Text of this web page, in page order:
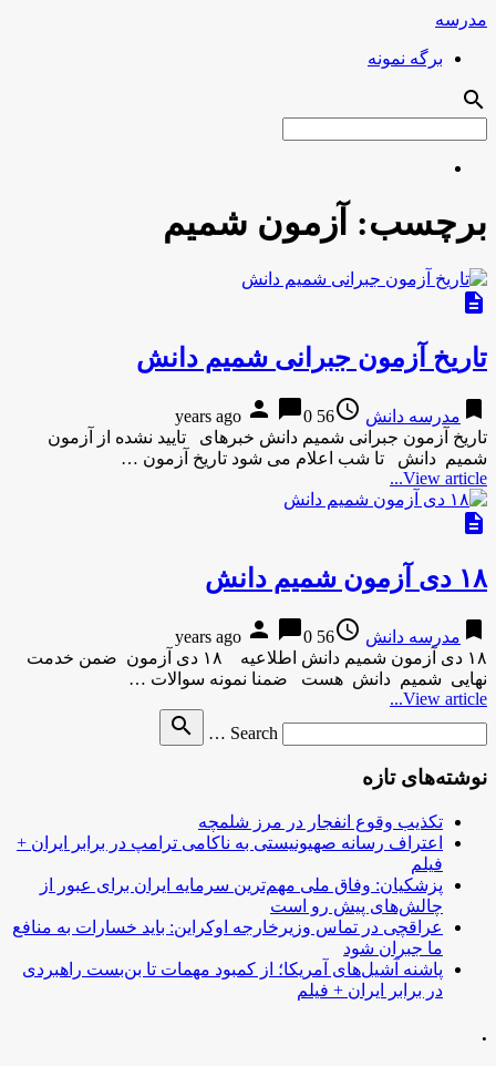
مدرسه
برگه نمونه
search
برچسب: آزمون شمیم
description
تاریخ آزمون جبرانی شمیم دانش
bookmark مدرسه دانش access_time
56 years ago
person chat_bubble0
تاریخ آزمون جبرانی شمیم دانش خبرهای تایید نشده از آزمون
شمیم دانش تا شب اعلام می شود تاریخ آزمون …
View article...
description
۱۸ دی آزمون شمیم دانش
bookmark مدرسه دانش access_time
56 years ago
person chat_bubble0
۱۸ دی آزمون شمیم دانش اطلاعیه ۱۸ دی آزمون ضمن خدمت
نهایی شمیم دانش هست ضمنا نمونه سوالات …
View article...
Search …
search
نوشته‌های تازه
تکذیب وقوع انفجار در مرز شلمچه
اعتراف رسانه صهیونیستی به ناکامی ترامپ در برابر ایران +
فیلم
پزشکیان: وفاق ملی مهم‌ترین سرمایه ایران برای عبور از
چالش‌های پیش رو است
عراقچی در تماس وزیرخارجه اوکراین: باید خسارات به منافع
ما جبران شود
پاشنه آشیل‌های آمریکا؛ از کمبود مهمات تا بن‌بست راهبردی
در برابر ایران + فیلم
.